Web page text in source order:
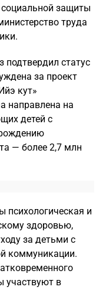
защиты
труда
подтвердил статус
за проект
кут»
направлена на
детей с
— более 2,7 млн
психологическая и
здоровью,
за детьми с
коммуникации.
участвуют в